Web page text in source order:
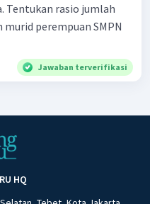
Tentukan rasio jumlah
perempuan SMPN
Jawaban terverifikasi
HQ